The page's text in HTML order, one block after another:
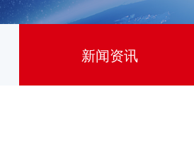
新闻资讯